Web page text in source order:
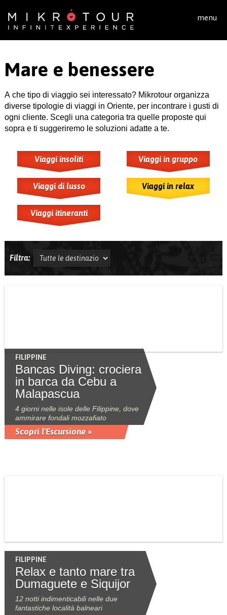
menu
Mare e benessere
A che tipo di viaggio sei interessato? Mikrotour organizza
diverse tipologie di viaggi in Oriente, per incontrare i gusti di
ogni cliente. Scegli una categoria tra quelle proposte qui
sopra e ti suggeriremo le soluzioni adatte a te.
Viaggi insoliti Viaggi in gruppo
Viaggi di lusso Viaggi in relax
Viaggi itineranti
Filtra:
FILIPPINE
Bancas Diving: crociera
in barca da Cebu a
Malapascua
4 giorni nelle isole delle Filippine, dove
ammirare fondali mozzafiato
Scopri l'Escursione »
FILIPPINE
Relax e tanto mare tra
Dumaguete e Siquijor
12 notti indimenticabili nelle due
fantastiche località balneari